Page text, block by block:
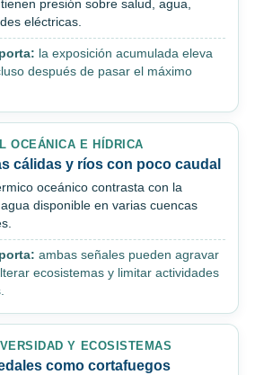
presión sobre salud, agua,
eléctricas.
la exposición acumulada eleva
después de pasar el máximo
OCEÁNICA E HÍDRICA
cálidas y ríos con poco caudal
oceánico contrasta con la
disponible en varias cuencas
ambas señales pueden agravar
ecosistemas y limitar actividades
Y ECOSISTEMAS
como cortafuegos